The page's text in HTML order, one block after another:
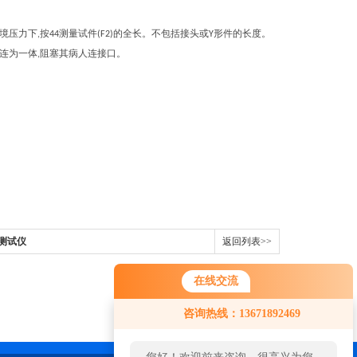
在线交流
咨询热线：13671892469
压力下,按44测量试件(F2)的全长。不包括接头或Y形件的长度。
为一体,阻塞其病人连接口。
试仪 返回列表>>